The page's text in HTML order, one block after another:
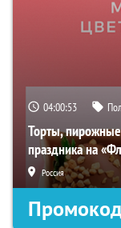
04:00:52
Торты,
праздника на
Россия